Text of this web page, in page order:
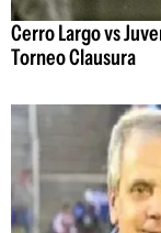
Cerro Largo vs
Torneo Clausura